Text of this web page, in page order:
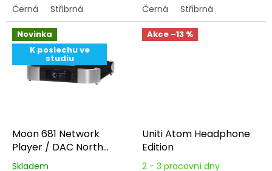
Černá Střibrná Černá Střibrná
Novinka
K poslechu ve
studiu
Moon 681 Network
Player / DAC North
Collection
Skladem
Akce –13 %
Uniti Atom Headphone
Edition
2 - 3 pracovní dny